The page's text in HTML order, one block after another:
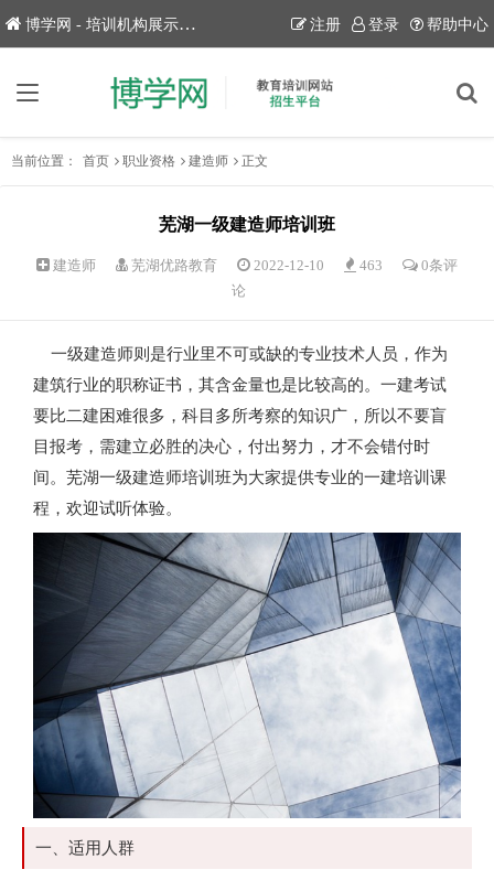
博学网 - 培训机构展示平台！ 注册 登录 帮助中心
当前位置： 首页 职业资格 建造师 正文
芜湖一级建造师培训班
建造师 芜湖优路教育 2022-12-10 463
0条评
论
一级建造师则是行业里不可或缺的专业技术人员，作为
建筑行业的职称证书，其含金量也是比较高的。一建考试
要比二建困难很多，科目多所考察的知识广，所以不要盲
目报考，需建立必胜的决心，付出努力，才不会错付时
间。芜湖一级建造师培训班为大家提供专业的一建培训课
程，欢迎试听体验。
一、适用人群